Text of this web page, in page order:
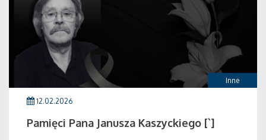
Inne
12.02.2026
Pamięci Pana Janusza Kaszyckiego [`]